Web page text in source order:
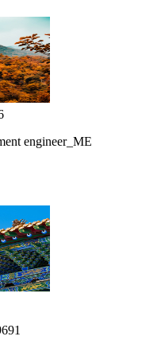
engineer_ME